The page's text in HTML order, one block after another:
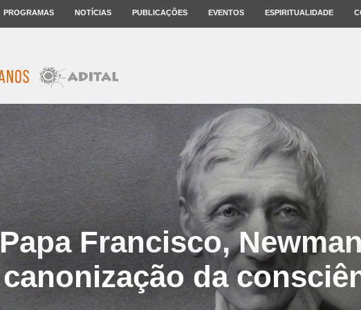
PROGRAMAS NOTÍCIAS PUBLICAÇÕES EVENTOS ESPIRITUALIDADE
Papa Francisco,
canonização da